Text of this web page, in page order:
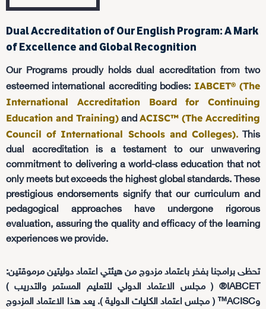
Dual Accreditation of Our English Program: A Mark
of Excellence and Global Recognition
Our Programs proudly holds dual accreditation from two
esteemed international accrediting bodies: IABCET® (The
International Accreditation Board for Continuing
Education and Training) and ACISC™ (The Accrediting
Council of International Schools and Colleges).This
dual accreditation is a testament to our unwavering
commitment to delivering a world-class education that not
only meets but exceeds the highest global standards. These
prestigious endorsements signify that our curriculum and
pedagogical approaches have undergone rigorous
evaluation, assuring the quality and efficacy of the learning
experiences we provide.
تحظى برامجنا بفخر باعتماد مزدوج من هيئتي اعتماد دوليتين مرموقتين:
IABCET® ( مجلس الاعتماد الدولي للتعليم المستمر والتدريب )
وACISC™ ( مجلس اعتماد الكليات الدولية ). يعد هذا الاعتماد المزدوج